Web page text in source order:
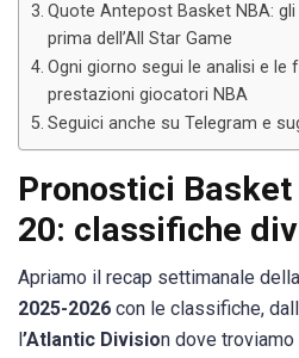
Quote Antepost Basket NBA:
prima dell’All Star Game
Ogni giorno segui le analisi e le
prestazioni giocatori NBA
Seguici anche su Telegram e
Pronostici Basket
20: classifiche
Apriamo il recap settimanale
2025-2026 con le classifiche,
’Atlantic Division dove